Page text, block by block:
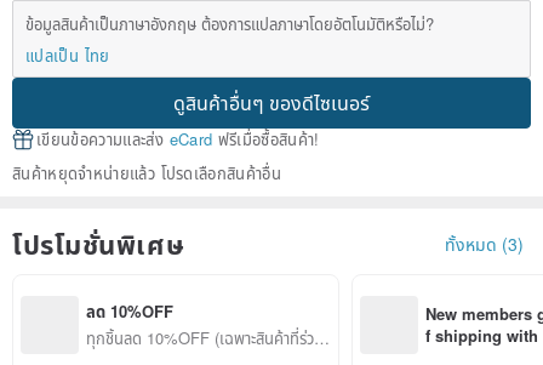
ข้อมูลสินค้าเป็นภาษาอังกฤษ ต้องการแปลภาษาโดยอัตโนมัติหรือไม่?
แปลเป็น ไทย
ดูสินค้าอื่นๆ ของดีไซเนอร์
เขียนข้อความและส่ง eCard ฟรีเมื่อซื้อสินค้า!
สินค้าหยุดจำหน่ายแล้ว โปรดเลือกสินค้าอื่น
โปรโมชั่นพิเศษ ทั้งหมด (3)
ลด 10%OFF
ทุกชิ้นลด 10%OFF (เฉพาะสินค้าที่ร่วมร
New members
f shipping